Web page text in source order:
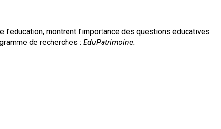
montrent l’importance des questions éducatives
de recherches : EduPatrimoine.